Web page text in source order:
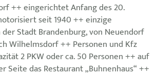
++ eingerichtet Anfang des 20.
seit 1940 ++ einzige
Stadt Brandenburg, von Neuendorf
Wilhelmsdorf ++ Personen und Kfz
2 PKW oder ca. 50 Personen ++ auf
Seite das Restaurant „Buhnenhaus“ ++